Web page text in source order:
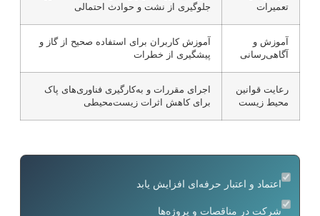
تعمیرات
جلوگیری از نشت و حوادث احتمالی
آموزش و
آگاهی‌رسانی
آموزش کاربران برای استفاده صحیح از گاز و
پیشگیری از خطرات
رعایت قوانین
محیط زیست
اجرای مقررات و به‌کارگیری فناوری‌های پاک
برای کاهش اثرات زیست‌محیطی
اعتماد و اعتبار حرفه‌ای افزایش یابد
شرکت در مناقصات و پروژه‌ها